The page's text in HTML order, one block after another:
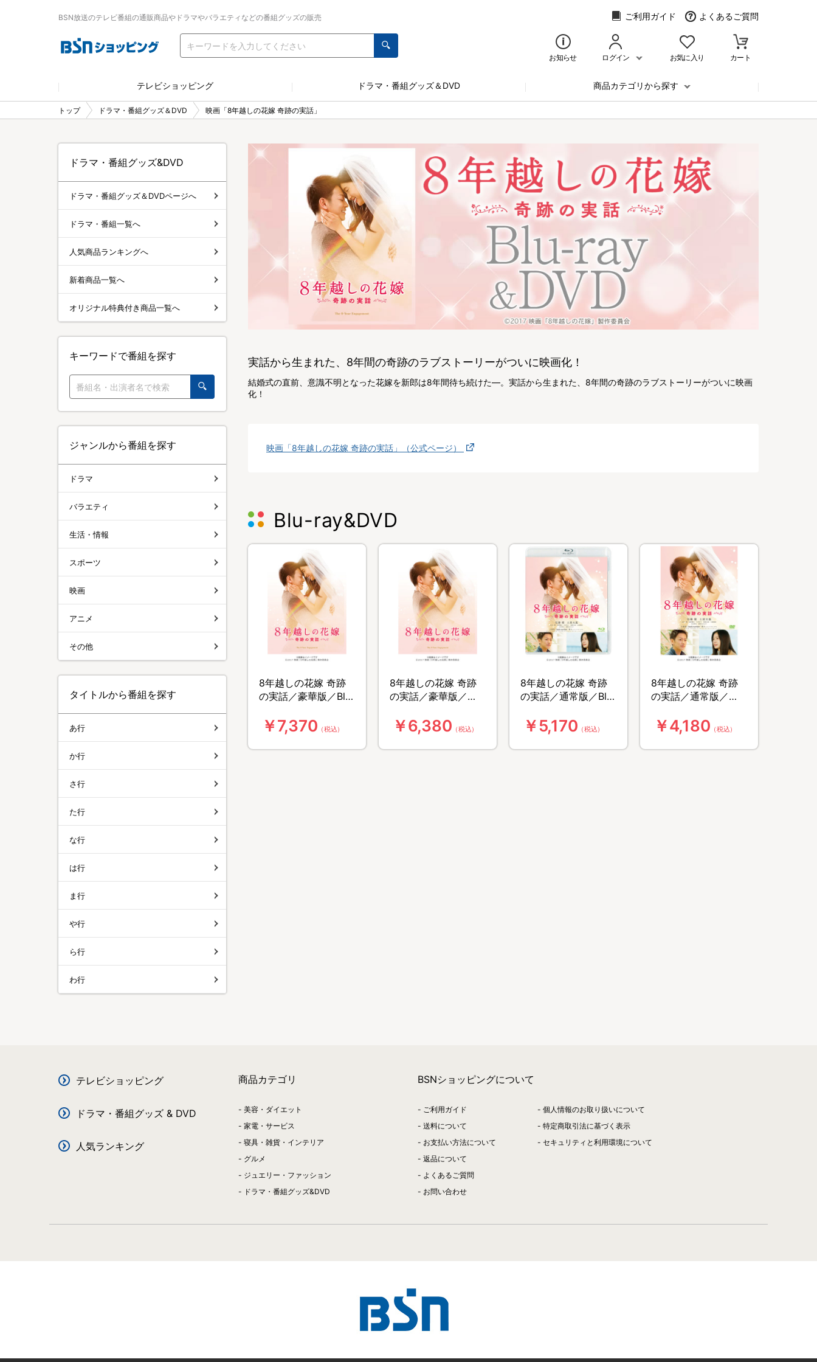
BSN放送のテレビ番組の通販商品やドラマやバラエティなどの番組グッズの販売 ご利用ガイド よくあるご質問
お知らせ ログイン お気に入り カート
テレビショッピング ドラマ・番組グッズ＆DVD 商品カテゴリから探す
トップ ドラマ・番組グッズ＆DVD 映画「8年越しの花嫁 奇跡の実話」
実話から生まれた、8年間の奇跡のラブストーリーがついに映画化！
結婚式の直前、意識不明となった花嫁を新郎は8年間待ち続けた―。実話から生まれた、8年間の奇跡のラブストーリーがついに映画
化！
映画「8年越しの花嫁 奇跡の実話」（公式ページ）
Blu-ray&DVD
8年越しの花嫁 奇跡
の実話／豪華版／Blu-
￥7,370 （税込）
8年越しの花嫁 奇跡
の実話／豪華版／
￥6,380 （税込）
8年越しの花嫁 奇跡
の実話／通常版／Blu-
￥5,170 （税込）
8年越しの花嫁 奇跡
の実話／通常版／
￥4,180 （税込）
ドラマ・番組グッズ&DVD
ドラマ・番組グッズ＆DVDページへ
ドラマ・番組一覧へ
人気商品ランキングへ
新着商品一覧へ
オリジナル特典付き商品一覧へ
キーワードで番組を探す
ジャンルから番組を探す
ドラマ
バラエティ
生活・情報
スポーツ
映画
アニメ
その他
タイトルから番組を探す
あ行
か行
さ行
た行
な行
は行
ま行
や行
ら行
わ行
テレビショッピング
ドラマ・番組グッズ & DVD
人気ランキング
商品カテゴリ
美容・ダイエット
家電・サービス
寝具・雑貨・インテリア
グルメ
ジュエリー・ファッション
ドラマ・番組グッズ&DVD
BSNショッピングについて
ご利用ガイド
送料について
お支払い方法について
返品について
よくあるご質問
お問い合わせ
個人情報のお取り扱いについて
特定商取引法に基づく表示
セキュリティと利用環境について